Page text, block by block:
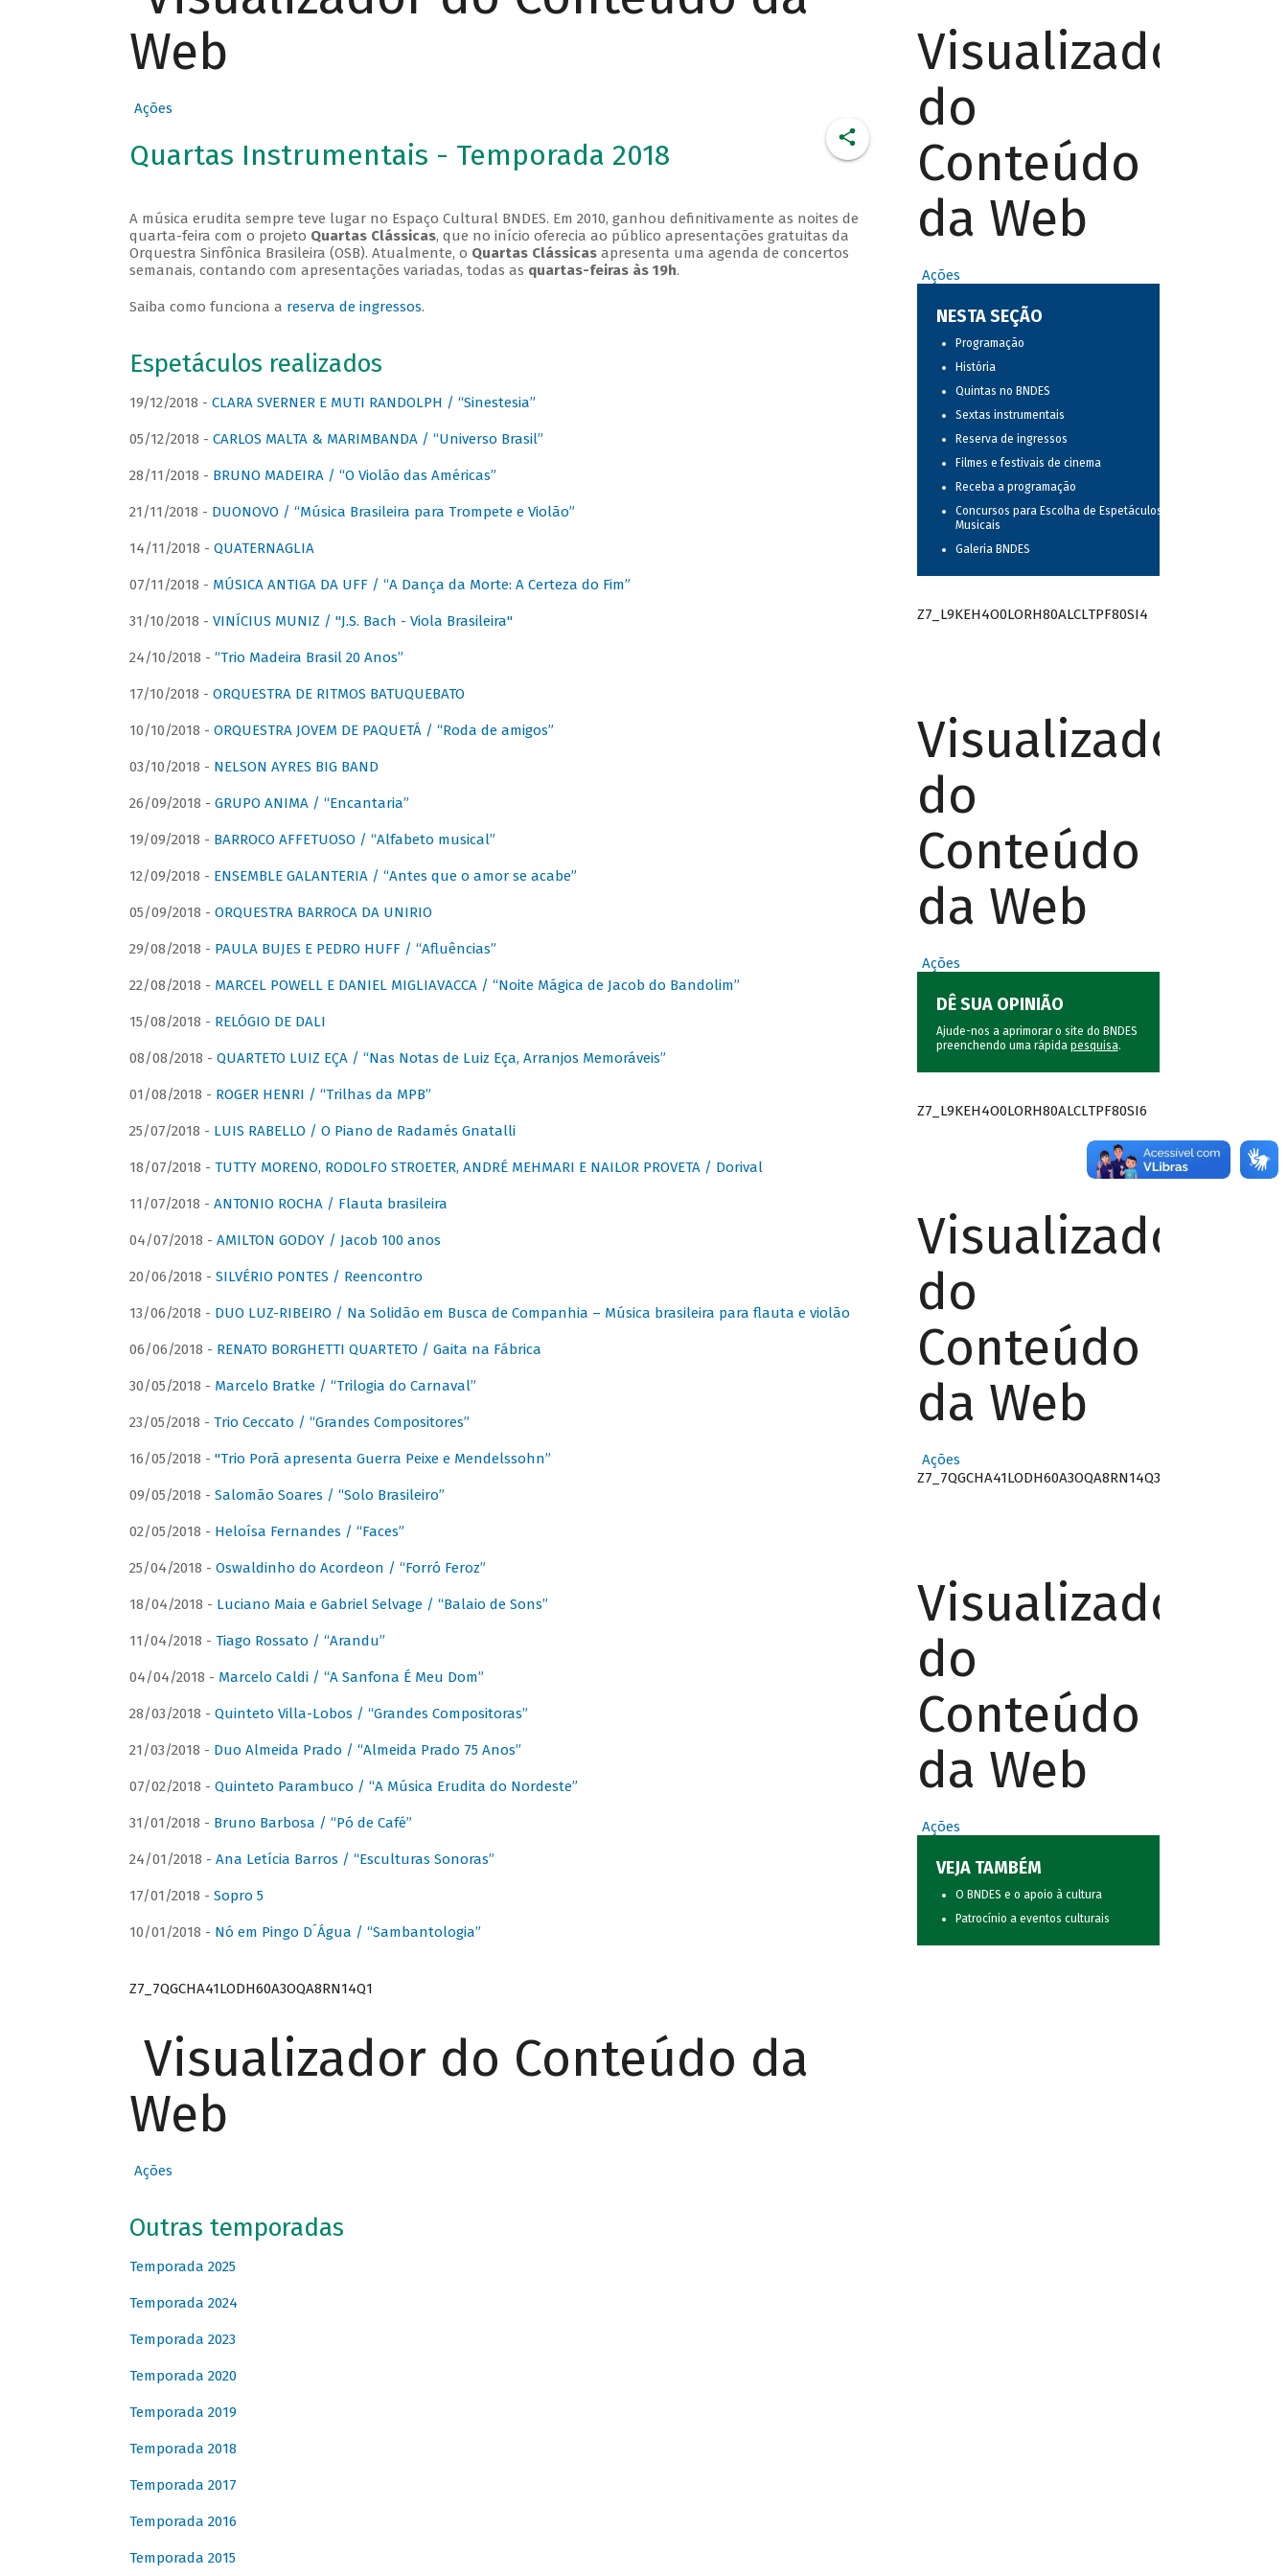
Web
Ações
Quartas Instrumentais - Temporada 2018
A música erudita sempre teve lugar no Espaço Cultural BNDES. Em 2010, ganhou definitivamente as noites de
quarta-feira com o projeto Quartas Clássicas, que no início oferecia ao público apresentações gratuitas da
Orquestra Sinfônica Brasileira (OSB). Atualmente, o Quartas Clássicasapresenta uma agenda de concertos
semanais, contando com apresentações variadas, todas as quartas-feiras às 19h.
Saiba como funciona a reserva de ingressos.
Espetáculos realizados
19/12/2018 - CLARA SVERNER E MUTI RANDOLPH / “Sinestesia”
05/12/2018 - CARLOS MALTA & MARIMBANDA / “Universo Brasil”
28/11/2018 - BRUNO MADEIRA / “O Violão das Américas”
21/11/2018 - DUONOVO / “Música Brasileira para Trompete e Violão”
14/11/2018 - QUATERNAGLIA
07/11/2018 - MÚSICA ANTIGA DA UFF / “A Dança da Morte: A Certeza do Fim”
31/10/2018 - VINÍCIUS MUNIZ / "J.S. Bach - Viola Brasileira"
24/10/2018 - “Trio Madeira Brasil 20 Anos”
17/10/2018 - ORQUESTRA DE RITMOS BATUQUEBATO
10/10/2018 - ORQUESTRA JOVEM DE PAQUETÁ / “Roda de amigos”
03/10/2018 - NELSON AYRES BIG BAND
26/09/2018 - GRUPO ANIMA / “Encantaria”
19/09/2018 - BARROCO AFFETUOSO / “Alfabeto musical”
12/09/2018 - ENSEMBLE GALANTERIA / “Antes que o amor se acabe”
05/09/2018 - ORQUESTRA BARROCA DA UNIRIO
29/08/2018 - PAULA BUJES E PEDRO HUFF / “Afluências”
22/08/2018 - MARCEL POWELL E DANIEL MIGLIAVACCA / “Noite Mágica de Jacob do Bandolim”
15/08/2018 - RELÓGIO DE DALI
08/08/2018 - QUARTETO LUIZ EÇA / “Nas Notas de Luiz Eça, Arranjos Memoráveis”
01/08/2018 - ROGER HENRI / “Trilhas da MPB”
25/07/2018 - LUIS RABELLO / O Piano de Radamés Gnatalli
18/07/2018 - TUTTY MORENO, RODOLFO STROETER, ANDRÉ MEHMARI E NAILOR PROVETA / Dorival
11/07/2018 - ANTONIO ROCHA / Flauta brasileira
04/07/2018 - AMILTON GODOY / Jacob 100 anos
20/06/2018 - SILVÉRIO PONTES / Reencontro
13/06/2018 - DUO LUZ-RIBEIRO / Na Solidão em Busca de Companhia – Música brasileira para flauta e violão
06/06/2018 - RENATO BORGHETTI QUARTETO / Gaita na Fábrica
30/05/2018 - Marcelo Bratke / “Trilogia do Carnaval”
23/05/2018 - Trio Ceccato / “Grandes Compositores”
16/05/2018 - "Trio Porã apresenta Guerra Peixe e Mendelssohn”
09/05/2018 - Salomão Soares / “Solo Brasileiro”
02/05/2018 - Heloísa Fernandes / “Faces”
25/04/2018 - Oswaldinho do Acordeon / “Forró Feroz”
18/04/2018 - Luciano Maia e Gabriel Selvage / “Balaio de Sons”
11/04/2018 - Tiago Rossato / “Arandu”
04/04/2018 - Marcelo Caldi / “A Sanfona É Meu Dom”
28/03/2018 - Quinteto Villa-Lobos / “Grandes Compositoras”
21/03/2018 - Duo Almeida Prado / “Almeida Prado 75 Anos”
07/02/2018 - Quinteto Parambuco / “A Música Erudita do Nordeste”
31/01/2018 - Bruno Barbosa / “Pó de Café”
24/01/2018 - Ana Letícia Barros / “Esculturas Sonoras”
17/01/2018 - Sopro 5
10/01/2018 - Nó em Pingo D´Água / “Sambantologia”
Z7_7QGCHA41LODH60A3OQA8RN14Q1
Visualizador do Conteúdo da
Web
Ações
Outras temporadas
Temporada 2025
Temporada 2024
Temporada 2023
Temporada 2020
Temporada 2019
Temporada 2018
Temporada 2017
Temporada 2016
Temporada 2015
Visualizador
do
Conteúdo
da Web
Ações
NESTA SEÇÃO
Programação
História
Quintas no BNDES
Sextas instrumentais
Reserva de ingressos
Filmes e festivais de cinema
Receba a programação
Concursos para Escolha de Espetáculos
Musicais
Galeria BNDES
Z7_L9KEH4O0LORH80ALCLTPF80SI4
Visualizador
do
Conteúdo
da Web
Ações
DÊ SUA OPINIÃO
Ajude-nos a aprimorar o site do BNDES
preenchendo uma rápida pesquisa.
Z7_L9KEH4O0LORH80ALCLTPF80SI6
Visualizador
do
Conteúdo
da Web
Ações
Z7_7QGCHA41LODH60A3OQA8RN14Q3
Visualizador
do
Conteúdo
da Web
Ações
VEJA TAMBÉM
O BNDES e o apoio à cultura
Patrocínio a eventos culturais